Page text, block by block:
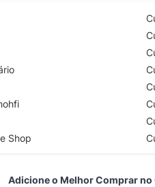
Shop
Adicione o Melhor Comprar no